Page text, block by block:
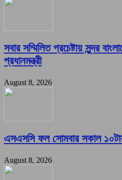
সবার সম্মিলিত প্রচেষ্টায় সুন্দর
প্রধানমন্ত্রী
August 8, 2026
এসএসসি ফল সোমবার সকাল
August 8, 2026